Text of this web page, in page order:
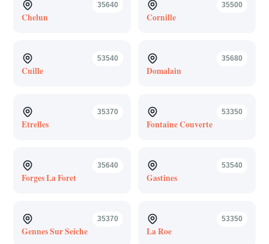
35640
Chelun
35500
Cornille
53540
Cuille
35680
Domalain
35370
Etrelles
53350
Fontaine Couverte
35640
Forges La Foret
53540
Gastines
35370
Gennes Sur Seiche
53350
La Roe